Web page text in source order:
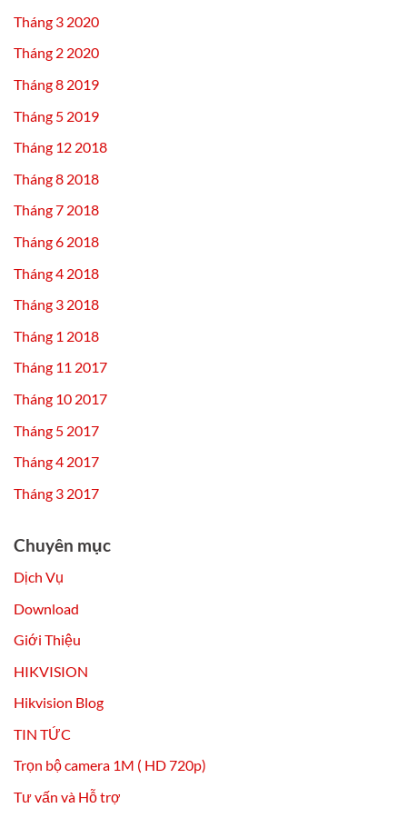
Tháng 3 2020
Tháng 2 2020
Tháng 8 2019
Tháng 5 2019
Tháng 12 2018
Tháng 8 2018
Tháng 7 2018
Tháng 6 2018
Tháng 4 2018
Tháng 3 2018
Tháng 1 2018
Tháng 11 2017
Tháng 10 2017
Tháng 5 2017
Tháng 4 2017
Tháng 3 2017
Chuyên mục
Dịch Vụ
Download
Giới Thiệu
HIKVISION
Hikvision Blog
TIN TỨC
Trọn bộ camera 1M ( HD 720p)
Tư vấn và Hỗ trợ